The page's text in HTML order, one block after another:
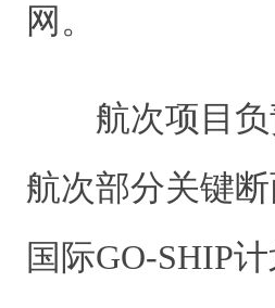
网。
航次项目
航次部分关键
国际GO-SHIP